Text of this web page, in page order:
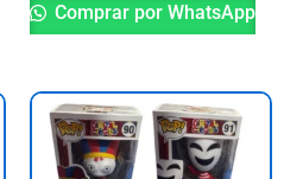
Comprar por WhatsApp
This
product